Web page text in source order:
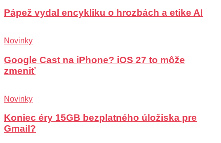
Pápež vydal encykliku o hrozbách a etike AI
Novinky
Google Cast na iPhone? iOS 27 to môže
zmeniť
Novinky
Koniec éry 15GB bezplatného úložiska pre
Gmail?